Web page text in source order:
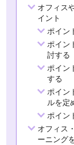
オフィス
イント
ポイン
ポイン
討する
ポイン
する
ポイン
ルを定
ポイン
オフィス
ーニング